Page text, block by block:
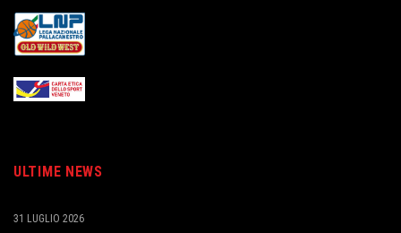
ULTIME NEWS
31 LUGLIO 2026